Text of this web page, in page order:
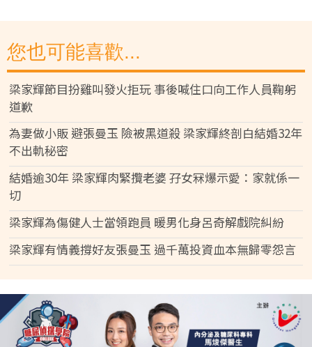
您也可能喜歡...
梁家輝節目扮雞叫發火拒玩 事後喊住口向工作人員鞠躬
道歉
為妻做小販 避張曼玉 險被黑道殺 梁家輝終剖白結婚32年
不出軌秘密
結婚逾30年 梁家輝肉緊攬老婆 孖女冧爆示愛：家就係一
切
梁家輝為傷健人士當領跑員 暖男化身呂奇解戲院糾紛
梁家輝有情義撐好友張曼玉 過千萬投資血本無歸零怨言